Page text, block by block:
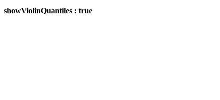
showViolinQuantiles : true